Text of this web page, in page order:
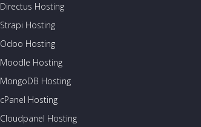
Directus Hosting
Strapi Hosting
Odoo Hosting
Moodle Hosting
MongoDB Hosting
cPanel Hosting
Cloudpanel Hosting